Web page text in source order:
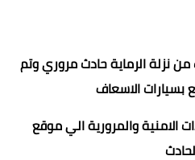
نزلة الرماية حادث مروري وتم
بسيارات الاسعاف
الامنية والمرورية الي موقع